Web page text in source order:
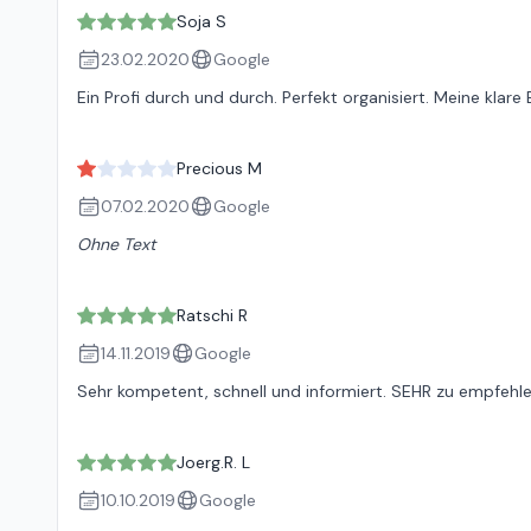
Soja S
23.02.2020
Google
Ein Profi durch und durch. Perfekt organisiert. Meine klare
Precious M
07.02.2020
Google
Ohne Text
Ratschi R
14.11.2019
Google
Sehr kompetent, schnell und informiert. SEHR zu
Joerg.R. L
10.10.2019
Google